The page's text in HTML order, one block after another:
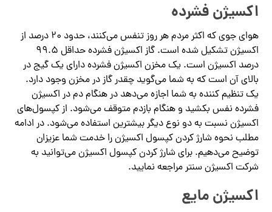
اکسیژن فشرده
هوای جوی که اکثر مردم هر روز تنفس می‌کنند، حدود 20 درصد از
اکسیژن تشکیل شده است. گاز اکسیژن فشرده حداقل 99.5
درصد اکسیژن است. یک مخزن اکسیژن فشرده دارای یک گیج در
بالای آن است که به شما می‌گوید چقدر گاز در مخزن وجود دارد.
یک تنظیم کننده به شما اجازه می‌دهد در هنگام دم در اکسیژن
فشرده نفس بکشید و هنگام بازدم متوقف می‌شود. از کپسول‌های
اکسیژن نسبت به دو نوع دیگر بیشترین استفاده می‌شود. در ادامه
مطلب نحوه شارژ کردن کپسول اکسیژن را خدمت شما عزیزان
توضیح می‌دهیم. برای شارژ کردن کپسول اکسیژن می‌توانید به
شرکت اکسیژن سنتر مراجعه نمایید.
اکسیژن مایع